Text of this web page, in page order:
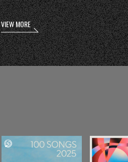
VIEW MORE